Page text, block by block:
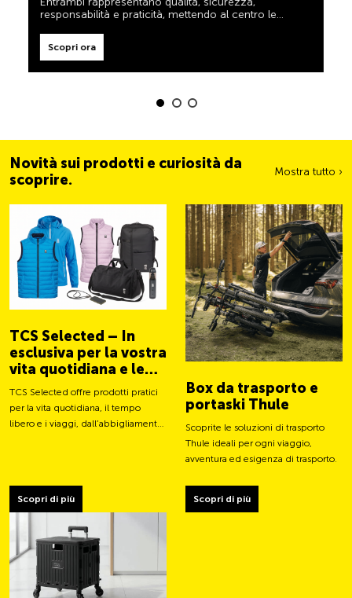
Scopri ora
Novità sui prodotti e curiosità da
scoprire.
Mostra tutto ›
TCS Selected – In
esclusiva per la vostra
vita quotidiana e le
vostre avventure
TCS Selected offre prodotti pratici
per la vita quotidiana, il tempo
libero e i viaggi, dall’abbigliamento
Scopri di più
Box da trasporto e
portaski Thule
Scoprite le soluzioni di trasporto
Thule ideali per ogni viaggio,
avventura ed esigenza di trasporto.
Scopri di più